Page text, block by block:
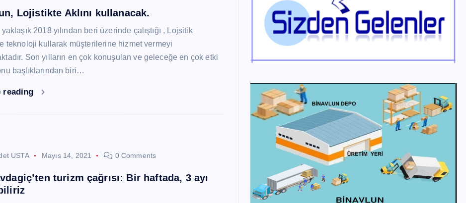
Lojistikte Aklını kullanacak.
2018 yılından beri üzerinde çalıştığı , Lojsitik
teknoloji kullarak müşterilerine hizmet vermeyi
Son yılların en çok konuşulan ve geleceğe en çok etki
başlıklarından biri…
reading
USTA Mayıs 14, 2021 0 Comments
turizm çağrısı: Bir haftada, 3 ayı